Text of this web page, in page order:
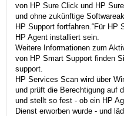
von HP Sure Click und HP
und ohne zukünftige
HP Support fortfahren.“Für HP
HP Agent installiert sein.
Weitere Informationen zum
von HP Smart Support finden
support.
HP Services Scan wird über
und prüft die Berechtigung auf
und stellt so fest - ob ein HP
Dienst erworben wurde - und